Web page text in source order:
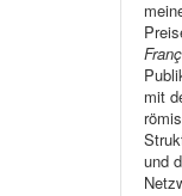
mit
und